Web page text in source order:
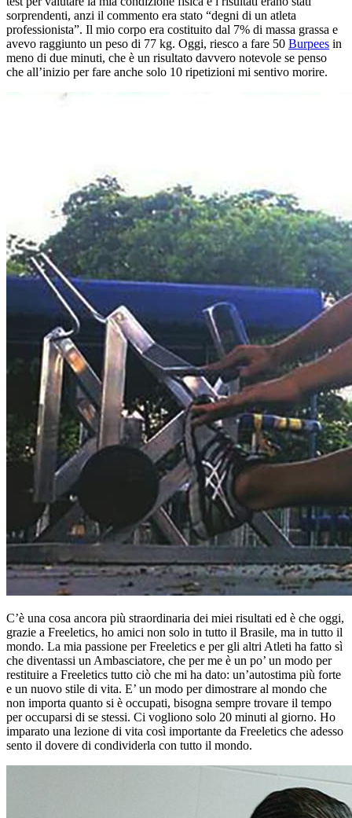
sorprendenti, anzi il commento era stato “degni di un atleta
professionista”. Il mio corpo era costituito dal 7% di massa grassa e
avevo raggiunto un peso di 77 kg. Oggi, riesco a fare 50 Burpees in
meno di due minuti, che è un risultato davvero notevole se penso
che all’inizio per fare anche solo 10 ripetizioni mi sentivo morire.
C’è una cosa ancora più straordinaria dei miei risultati ed è che oggi,
grazie a Freeletics, ho amici non solo in tutto il Brasile, ma in tutto il
mondo. La mia passione per Freeletics e per gli altri Atleti ha fatto sì
che diventassi un Ambasciatore, che per me è un po’ un modo per
restituire a Freeletics tutto ciò che mi ha dato: un’autostima più forte
e un nuovo stile di vita. E’ un modo per dimostrare al mondo che
non importa quanto si è occupati, bisogna sempre trovare il tempo
per occuparsi di se stessi. Ci vogliono solo 20 minuti al giorno. Ho
imparato una lezione di vita così importante da Freeletics che adesso
sento il dovere di condividerla con tutto il mondo.